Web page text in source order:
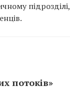
підрозділі,
потоків»